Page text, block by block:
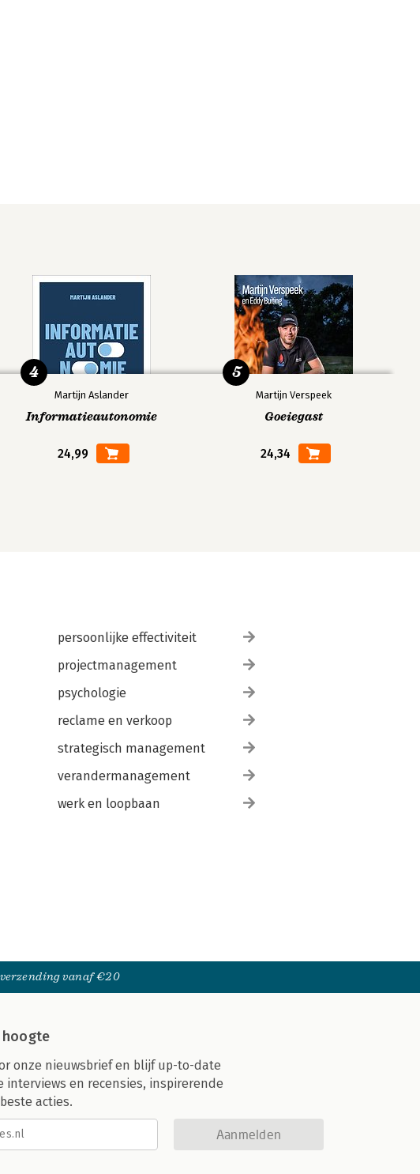
Martijn Aslander
Informatieautonomie
24,99
4
Martijn Verspeek
Goeiegast
24,34
5
persoonlijke effectiviteit
projectmanagement
psychologie
reclame en verkoop
strategisch management
verandermanagement
werk en loopbaan
vanaf €20
onze nieuwsbrief en blijf up-to-date
interviews en recensies, inspirerende
acties.
Aanmelden